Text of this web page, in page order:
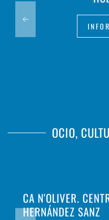
OCIO,
CA N'OLIVER.
HERNÁNDEZ SANZ